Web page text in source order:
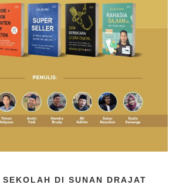
SEKOLAH DI SUNAN DRAJAT